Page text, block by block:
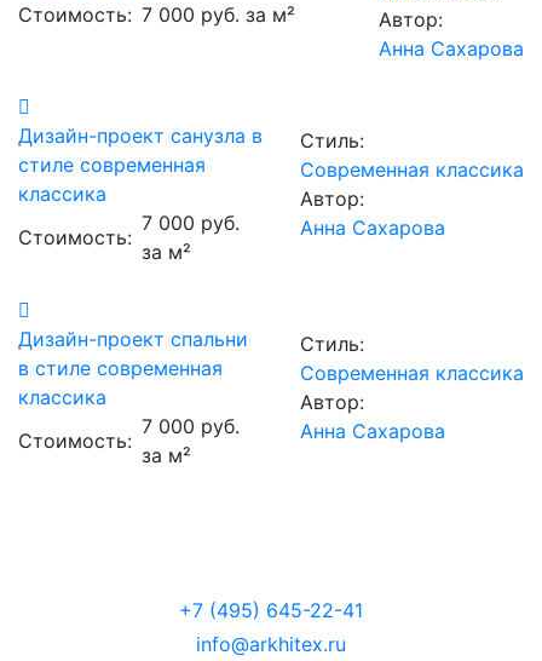
Стоимость: 7 000 руб. за м²
Автор:
Анна Сахарова
Дизайн-проект санузла в
стиле современная
классика
Стоимость:
7 000 руб.
за м²
Стиль:
Современная классика
Автор:
Анна Сахарова
Дизайн-проект спальни
в стиле современная
классика
Стоимость:
7 000 руб.
за м²
Стиль:
Современная классика
Автор:
Анна Сахарова
+7 (495) 645-22-41
info@arkhitex.ru